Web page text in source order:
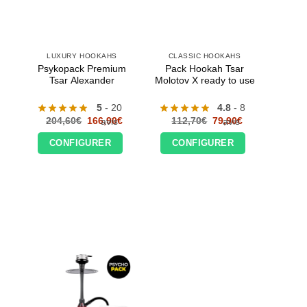
LUXURY HOOKAHS
Psykopack Premium
Tsar Alexander
5 - 20
avis
204,60€ Le
initial
était :
204,60€.
166,90€Le
actuel
166,90€.
CONFIGURER
CLASSIC HOOKAHS
Pack Hookah Tsar
Molotov X ready to use
4.8 - 8
avis
112,70€ Le
prix
initial
était :
112,70€.
79,90€Le
actuel
79,90€.
CONFIGURER